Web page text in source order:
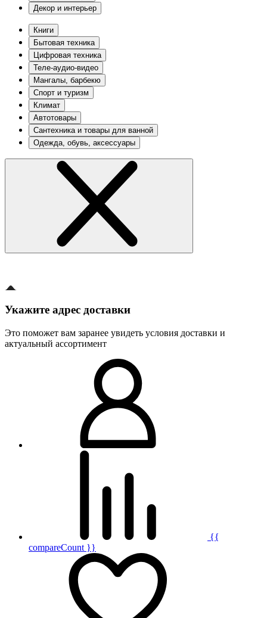
Декор и интерьер
Книги
Бытовая техника
Цифровая техника
Теле-аудио-видео
Мангалы, барбекю
Спорт и туризм
Климат
Автотовары
Сантехника и товары для ванной
Одежда, обувь, аксессуары
Укажите адрес доставки
Это поможет вам заранее увидеть условия доставки и
актуальный ассортимент
{{
compareCount }}